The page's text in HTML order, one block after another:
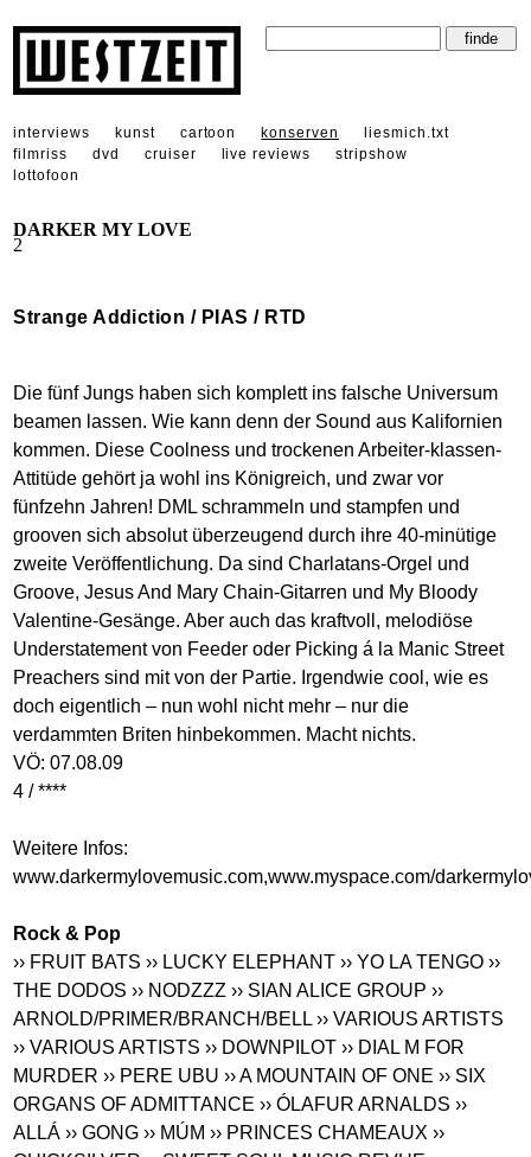
interviews kunst cartoon konserven
liesmich.txt
filmriss
dvd cruiser live reviews
stripshow
lottofoon
DARKER MY LOVE
2
Strange Addiction / PIAS / RTD
Die fünf Jungs haben sich komplett ins falsche Universum
beamen lassen. Wie kann denn der Sound aus Kalifornien
kommen. Diese Coolness und trockenen Arbeiter-klassen-
Attitüde gehört ja wohl ins Königreich, und zwar vor
fünfzehn Jahren! DML schrammeln und stampfen und
grooven sich absolut überzeugend durch ihre 40-minütige
zweite Veröffentlichung. Da sind Charlatans-Orgel und
Groove, Jesus And Mary Chain-Gitarren und My Bloody
Valentine-Gesänge. Aber auch das kraftvoll, melodiöse
Understatement von Feeder oder Picking á la Manic Street
Preachers sind mit von der Partie. Irgendwie cool, wie es
doch eigentlich – nun wohl nicht mehr – nur die
verdammten Briten hinbekommen. Macht nichts.
VÖ: 07.08.09
4 / ****
Weitere Infos:
www.darkermylovemusic.com,www.myspace.com/
Rock & Pop
›› FRUIT BATS ›› LUCKY ELEPHANT ›› YO LA TENGO ››
THE DODOS ›› NODZZZ ›› SIAN ALICE GROUP ››
ARNOLD/PRIMER/BRANCH/BELL ›› VARIOUS ARTISTS
›› VARIOUS ARTISTS ›› DOWNPILOT ›› DIAL M FOR
MURDER ›› PERE UBU ›› A MOUNTAIN OF ONE ›› SIX
ORGANS OF ADMITTANCE ›› ÓLAFUR ARNALDS ››
ALLÁ ›› GONG ›› MÚM ›› PRINCES CHAMEAUX ››